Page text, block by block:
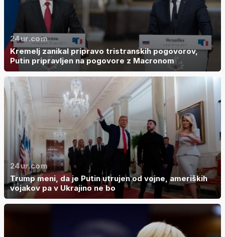
24ur.com
Kremelj zanikal pripravo tristranskih pogovorov,
Putin pripravljen na pogovore z Macronom
24ur.com
Trump meni, da je Putin utrujen od vojne, ameriških
vojakov pa v Ukrajino ne bo